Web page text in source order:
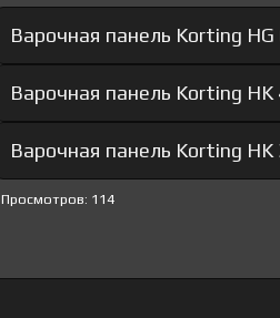
Варочная панель Korting
Варочная панель Korting
Варочная панель Korting
Просмотров: 114